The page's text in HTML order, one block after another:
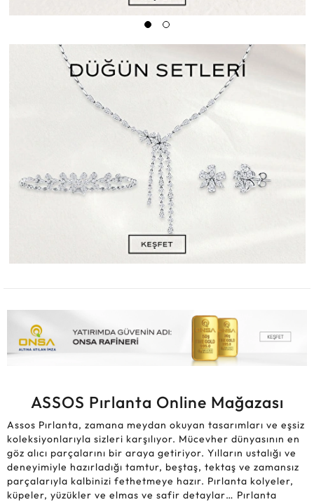
ASSOS Pırlanta Online Mağazası
Assos Pırlanta, zamana meydan okuyan tasarımları ve eşsiz
koleksiyonlarıyla sizleri karşılıyor. Mücevher dünyasının en
göz alıcı parçalarını bir araya getiriyor. Yılların ustalığı ve
deneyimiyle hazırladığı tamtur, beştaş, tektaş ve zamansız
parçalarıyla kalbinizi fethetmeye hazır. Pırlanta kolyeler,
küpeler, yüzükler ve elmas ve safir detaylar… Pırlanta